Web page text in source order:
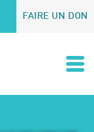
FAIRE UN DON